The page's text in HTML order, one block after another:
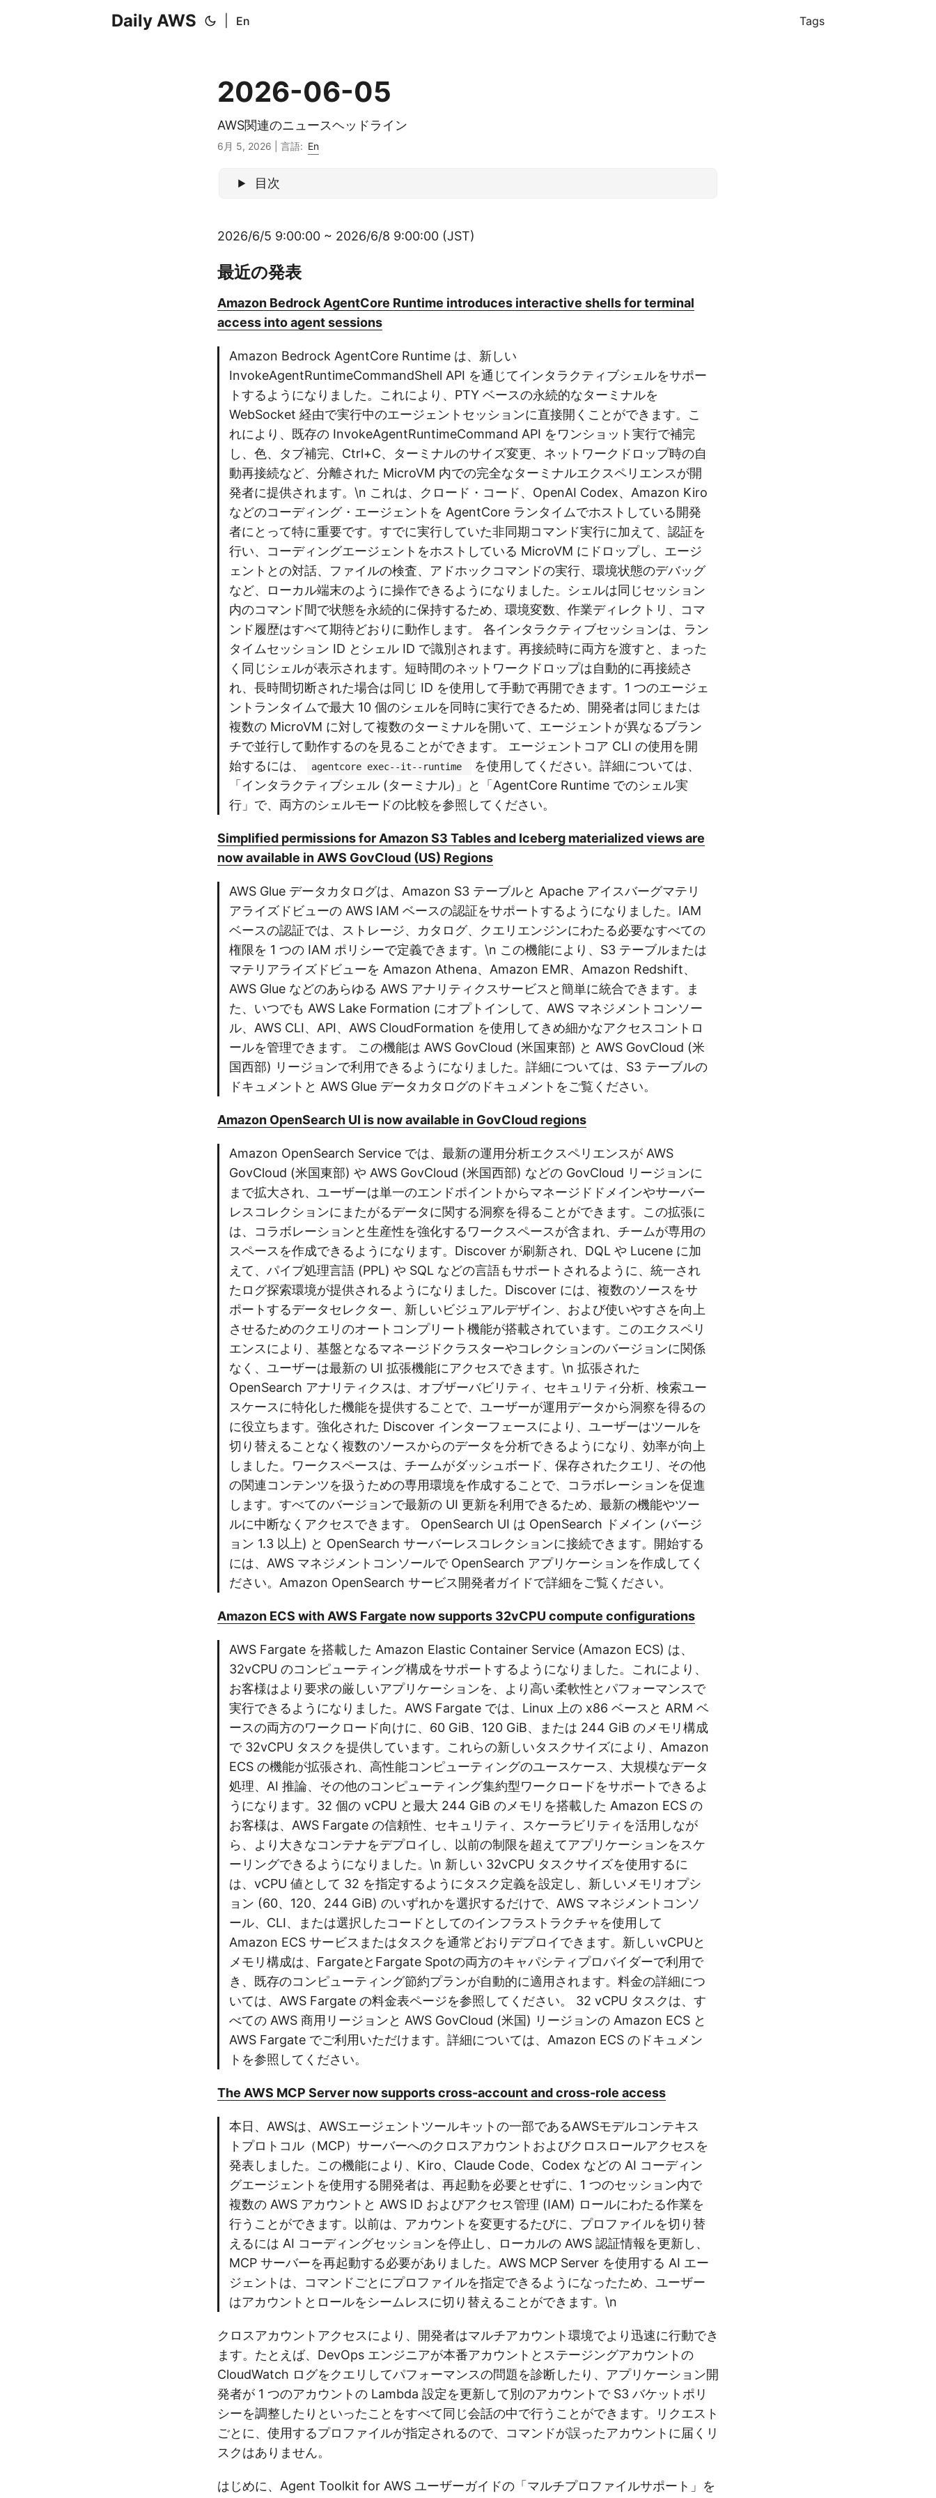
Daily AWS En Tags
2026-06-05
AWS関連のニュースヘッドライン
6月 5, 2026 言語: En
目次
2026/6/5 9:00:00 ~ 2026/6/8 9:00:00 (JST)
最近の発表
Amazon Bedrock AgentCore Runtime introduces interactive shells for terminal
access into agent sessions
Amazon Bedrock AgentCore Runtime は、新しい
InvokeAgentRuntimeCommandShell API を通じてインタラクティブシェルをサポー
トするようになりました。これにより、PTY ベースの永続的なターミナルを
WebSocket 経由で実行中のエージェントセッションに直接開くことができます。こ
れにより、既存の InvokeAgentRuntimeCommand API をワンショット実行で補完
し、色、タブ補完、Ctrl+C、ターミナルのサイズ変更、ネットワークドロップ時の自
動再接続など、分離された MicroVM 内での完全なターミナルエクスペリエンスが開
発者に提供されます。\n これは、クロード・コード、OpenAI Codex、Amazon Kiro
などのコーディング・エージェントを AgentCore ランタイムでホストしている開発
者にとって特に重要です。すでに実行していた非同期コマンド実行に加えて、認証を
行い、コーディングエージェントをホストしている MicroVM にドロップし、エージ
ェントとの対話、ファイルの検査、アドホックコマンドの実行、環境状態のデバッグ
など、ローカル端末のように操作できるようになりました。シェルは同じセッション
内のコマンド間で状態を永続的に保持するため、環境変数、作業ディレクトリ、コマ
ンド履歴はすべて期待どおりに動作します。 各インタラクティブセッションは、ラン
タイムセッション ID とシェル ID で識別されます。再接続時に両方を渡すと、まった
く同じシェルが表示されます。短時間のネットワークドロップは自動的に再接続さ
れ、長時間切断された場合は同じ ID を使用して手動で再開できます。1 つのエージェ
ントランタイムで最大 10 個のシェルを同時に実行できるため、開発者は同じまたは
複数の MicroVM に対して複数のターミナルを開いて、エージェントが異なるブラン
チで並行して動作するのを見ることができます。 エージェントコア CLI の使用を開
始するには、
agentcore exec--it--runtime
を使用してください。詳細については、
「インタラクティブシェル (ターミナル)」と「AgentCore Runtime でのシェル実
行」で、両方のシェルモードの比較を参照してください。
Simplified permissions for Amazon S3 Tables and Iceberg materialized views are
now available in AWS GovCloud (US) Regions
AWS Glue データカタログは、Amazon S3 テーブルと Apache アイスバーグマテリ
アライズドビューの AWS IAM ベースの認証をサポートするようになりました。IAM
ベースの認証では、ストレージ、カタログ、クエリエンジンにわたる必要なすべての
権限を 1 つの IAM ポリシーで定義できます。\n この機能により、S3 テーブルまたは
マテリアライズドビューを Amazon Athena、Amazon EMR、Amazon Redshift、
AWS Glue などのあらゆる AWS アナリティクスサービスと簡単に統合できます。ま
た、いつでも AWS Lake Formation にオプトインして、AWS マネジメントコンソー
ル、AWS CLI、API、AWS CloudFormation を使用してきめ細かなアクセスコントロ
ールを管理できます。 この機能は AWS GovCloud (米国東部) と AWS GovCloud (米
国西部) リージョンで利用できるようになりました。詳細については、S3 テーブルの
ドキュメントと AWS Glue データカタログのドキュメントをご覧ください。
Amazon OpenSearch UI is now available in GovCloud regions
Amazon OpenSearch Service では、最新の運用分析エクスペリエンスが AWS
GovCloud (米国東部) や AWS GovCloud (米国西部) などの GovCloud リージョンに
まで拡大され、ユーザーは単一のエンドポイントからマネージドドメインやサーバー
レスコレクションにまたがるデータに関する洞察を得ることができます。この拡張に
は、コラボレーションと生産性を強化するワークスペースが含まれ、チームが専用の
スペースを作成できるようになります。Discover が刷新され、DQL や Lucene に加
えて、パイプ処理言語 (PPL) や SQL などの言語もサポートされるように、統一され
たログ探索環境が提供されるようになりました。Discover には、複数のソースをサ
ポートするデータセレクター、新しいビジュアルデザイン、および使いやすさを向上
させるためのクエリのオートコンプリート機能が搭載されています。このエクスペリ
エンスにより、基盤となるマネージドクラスターやコレクションのバージョンに関係
なく、ユーザーは最新の UI 拡張機能にアクセスできます。\n 拡張された
OpenSearch アナリティクスは、オブザーバビリティ、セキュリティ分析、検索ユー
スケースに特化した機能を提供することで、ユーザーが運用データから洞察を得るの
に役立ちます。強化された Discover インターフェースにより、ユーザーはツールを
切り替えることなく複数のソースからのデータを分析できるようになり、効率が向上
しました。ワークスペースは、チームがダッシュボード、保存されたクエリ、その他
の関連コンテンツを扱うための専用環境を作成することで、コラボレーションを促進
します。すべてのバージョンで最新の UI 更新を利用できるため、最新の機能やツー
ルに中断なくアクセスできます。 OpenSearch UI は OpenSearch ドメイン (バージ
ョン 1.3 以上) と OpenSearch サーバーレスコレクションに接続できます。開始する
には、AWS マネジメントコンソールで OpenSearch アプリケーションを作成してく
ださい。Amazon OpenSearch サービス開発者ガイドで詳細をご覧ください。
Amazon ECS with AWS Fargate now supports 32vCPU compute configurations
AWS Fargate を搭載した Amazon Elastic Container Service (Amazon ECS) は、
32vCPU のコンピューティング構成をサポートするようになりました。これにより、
お客様はより要求の厳しいアプリケーションを、より高い柔軟性とパフォーマンスで
実行できるようになりました。AWS Fargate では、Linux 上の x86 ベースと ARM ベ
ースの両方のワークロード向けに、60 GiB、120 GiB、または 244 GiB のメモリ構成
で 32vCPU タスクを提供しています。これらの新しいタスクサイズにより、Amazon
ECS の機能が拡張され、高性能コンピューティングのユースケース、大規模なデータ
処理、AI 推論、その他のコンピューティング集約型ワークロードをサポートできるよ
うになります。32 個の vCPU と最大 244 GiB のメモリを搭載した Amazon ECS の
お客様は、AWS Fargate の信頼性、セキュリティ、スケーラビリティを活用しなが
ら、より大きなコンテナをデプロイし、以前の制限を超えてアプリケーションをスケ
ーリングできるようになりました。\n 新しい 32vCPU タスクサイズを使用するに
は、vCPU 値として 32 を指定するようにタスク定義を設定し、新しいメモリオプシ
ョン (60、120、244 GiB) のいずれかを選択するだけで、AWS マネジメントコンソ
ール、CLI、または選択したコードとしてのインフラストラクチャを使用して
Amazon ECS サービスまたはタスクを通常どおりデプロイできます。新しいvCPUと
メモリ構成は、FargateとFargate Spotの両方のキャパシティプロバイダーで利用で
き、既存のコンピューティング節約プランが自動的に適用されます。料金の詳細につ
いては、AWS Fargate の料金表ページを参照してください。 32 vCPU タスクは、す
べての AWS 商用リージョンと AWS GovCloud (米国) リージョンの Amazon ECS と
AWS Fargate でご利用いただけます。詳細については、Amazon ECS のドキュメン
トを参照してください。
The AWS MCP Server now supports cross-account and cross-role access
本日、AWSは、AWSエージェントツールキットの一部であるAWSモデルコンテキス
トプロトコル（MCP）サーバーへのクロスアカウントおよびクロスロールアクセスを
発表しました。この機能により、Kiro、Claude Code、Codex などの AI コーディン
グエージェントを使用する開発者は、再起動を必要とせずに、1 つのセッション内で
複数の AWS アカウントと AWS ID およびアクセス管理 (IAM) ロールにわたる作業を
行うことができます。以前は、アカウントを変更するたびに、プロファイルを切り替
えるには AI コーディングセッションを停止し、ローカルの AWS 認証情報を更新し、
MCP サーバーを再起動する必要がありました。AWS MCP Server を使用する AI エー
ジェントは、コマンドごとにプロファイルを指定できるようになったため、ユーザー
はアカウントとロールをシームレスに切り替えることができます。\n
クロスアカウントアクセスにより、開発者はマルチアカウント環境でより迅速に行動でき
ます。たとえば、DevOps エンジニアが本番アカウントとステージングアカウントの
CloudWatch ログをクエリしてパフォーマンスの問題を診断したり、アプリケーション開
発者が 1 つのアカウントの Lambda 設定を更新して別のアカウントで S3 バケットポリ
シーを調整したりといったことをすべて同じ会話の中で行うことができます。リクエスト
ごとに、使用するプロファイルが指定されるので、コマンドが誤ったアカウントに届くリ
スクはありません。
はじめに、Agent Toolkit for AWS ユーザーガイドの「マルチプロファイルサポート」を